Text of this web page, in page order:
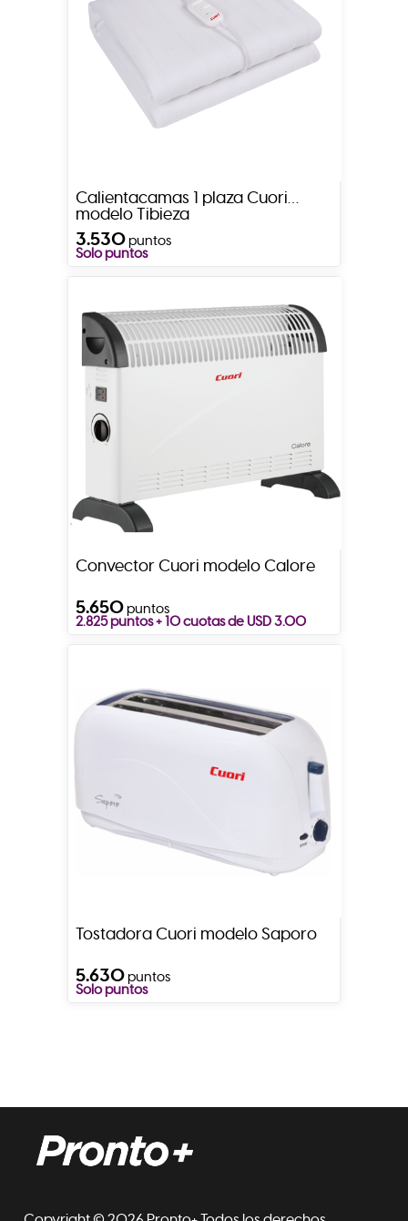
Calientacamas 1 plaza Cuori
modelo Tibieza
3.530puntos
Solo puntos
Convector Cuori modelo Calore
5.650puntos
2.825 puntos + 10 cuotas de USD 3.00
Tostadora Cuori modelo Saporo
5.630puntos
Solo puntos